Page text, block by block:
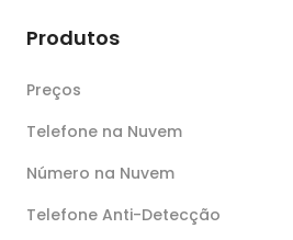
Produtos
Preços
Telefone na Nuvem
Número na Nuvem
Telefone Anti-Detecção